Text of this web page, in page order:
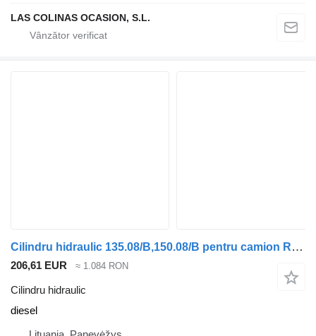
LAS COLINAS OCASION, S.L.
Cilindru hidraulic 135.08/B,150.08/B pentru camion Renault Midlum
206,61 EUR ≈ 1.084 RON
Cilindru hidraulic
diesel